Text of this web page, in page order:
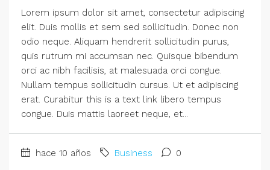
Lorem ipsum dolor sit amet, consectetur adipiscing
elit. Duis mollis et sem sed sollicitudin. Donec non
odio neque. Aliquam hendrerit sollicitudin purus,
quis rutrum mi accumsan nec. Quisque bibendum
orci ac nibh facilisis, at malesuada orci congue.
Nullam tempus sollicitudin cursus. Ut et adipiscing
erat. Curabitur this is a text link libero tempus
congue. Duis mattis laoreet neque, et...
hace 10 años Business 0